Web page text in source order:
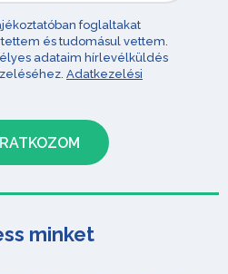
foglaltakat
és tudomásul vettem.
adataim hírlevélküldés
Adatkezelési
minket